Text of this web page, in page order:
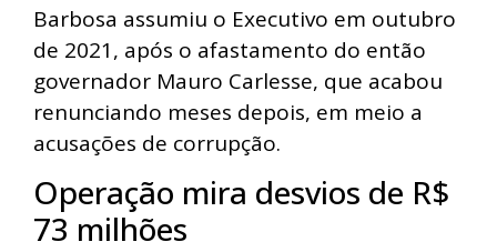
Barbosa assumiu o Executivo em outubro
de 2021, após o afastamento do então
governador Mauro Carlesse, que acabou
renunciando meses depois, em meio a
acusações de corrupção.
Operação mira desvios de R$
73 milhões